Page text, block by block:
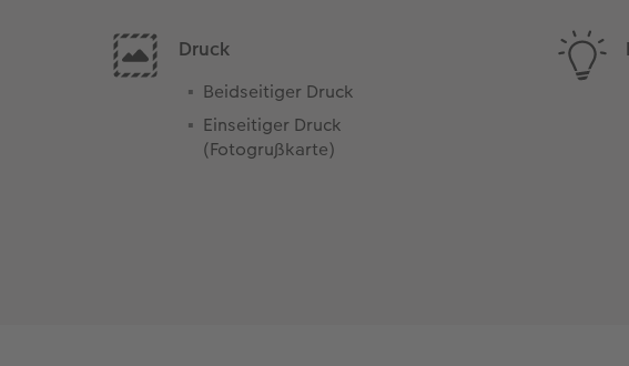
Druck
Beidseitiger Druck
Einseitiger Druck
(Fotogrußkarte)